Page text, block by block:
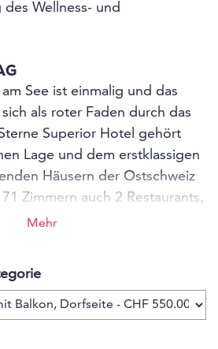
des Wellness- und
See ist einmalig und das
sich als roter Faden durch das
Superior Hotel gehört
Lage und dem erstklassigen
Häusern der Ostschweiz
Zimmern auch 2 Restaurants,
und den 1500 Quadratmeter
Highlights sind die Bullaugen
in oder über den Bodensee, je
Mehr